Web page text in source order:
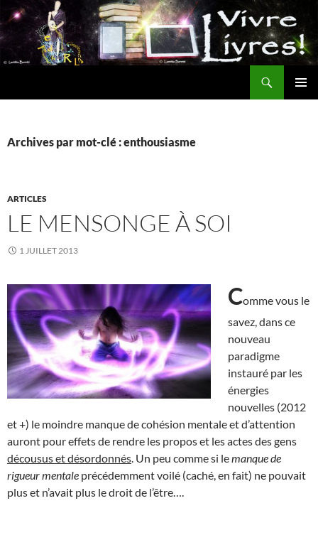
Aller
au
contenu
Archives par mot-clé : enthousiasme
ARTICLES
LE MENSONGE À SOI
1 JUILLET 2013
Comme vous le
savez, dans ce
nouveau
paradigme
instauré par les
énergies
nouvelles (2012
et +) le moindre manque de cohésion mentale et d’attention
auront pour effets de rendre les propos et les actes des gens
décousus et désordonnés . Un peu comme si lemanque de
rigueur mentale précédemment voilé (caché, en fait) ne pouvait
plus et n’avait plus le droit de l’être….